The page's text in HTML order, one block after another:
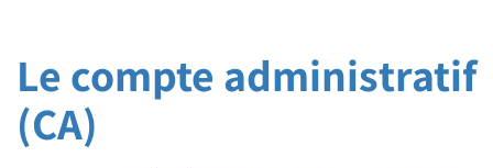
Le compte administratif
(CA)